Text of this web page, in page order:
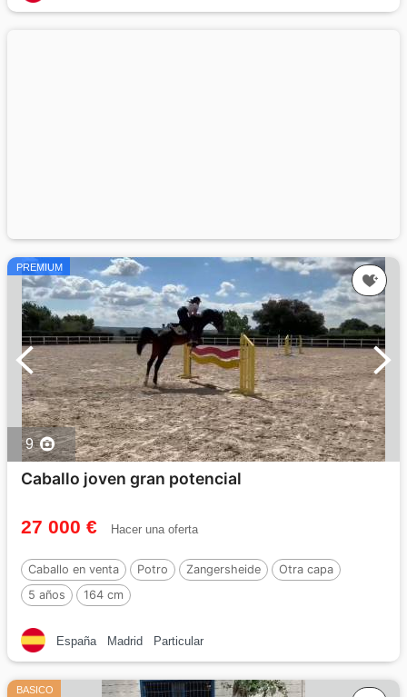
PREMIUM
9
Caballo joven gran potencial
27 000 € Hacer una oferta
Caballo en venta Potro Zangersheide
Otra capa
5 años
164 cm
España Madrid Particular
BASICO